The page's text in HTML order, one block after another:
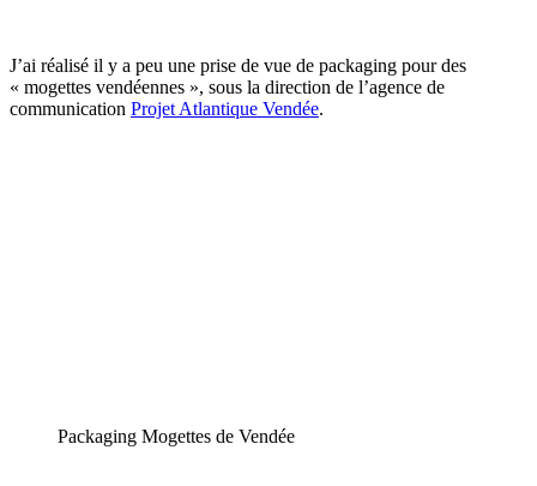
J’ai réalisé il y a peu une prise de vue de packaging pour des
« mogettes vendéennes », sous la direction de l’agence de
communication Projet Atlantique Vendée.
Packaging Mogettes de Vendée